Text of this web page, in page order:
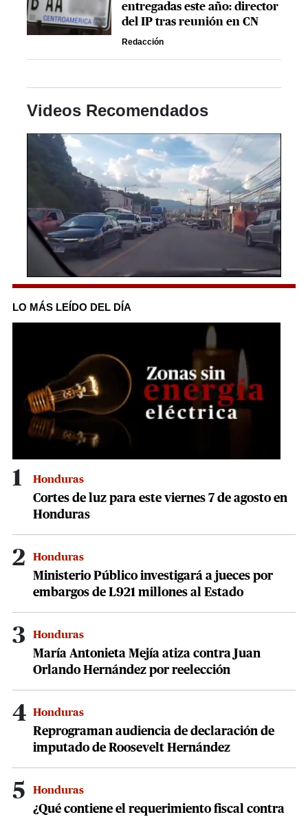
entregadas este año: director
del IP tras reunión en CN
Redacción
Videos Recomendados
0
of
44
seconds
LO MÁS LEÍDO DEL DÍA
1 Honduras
Cortes de luz para este viernes 7 de agosto en
Honduras
2 Honduras
Ministerio Público investigará a jueces por
embargos de L921 millones al Estado
3 Honduras
María Antonieta Mejía atiza contra Juan
Orlando Hernández por reelección
4 Honduras
Reprograman audiencia de declaración de
imputado de Roosevelt Hernández
5 Honduras
¿Qué contiene el requerimiento fiscal contra